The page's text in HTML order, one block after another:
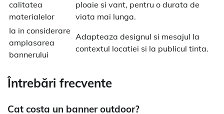
calitatea
materialelor
ploaie si vant, pentru o durata de
viata mai lunga.
Ia in considerare
amplasarea
bannerului
Adapteaza designul si mesajul la
contextul locatiei si la publicul tinta.
Întrebări frecvente
Cat costa un banner outdoor?